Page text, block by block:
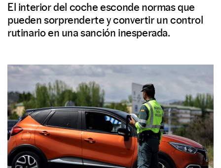
El interior del coche esconde normas que
pueden sorprenderte y convertir un control
rutinario en una sanción inesperada.